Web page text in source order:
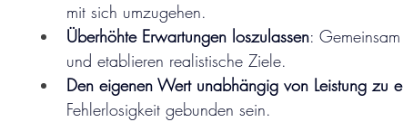
mit sich umzugehen.
Überhöhte Erwartungen loszulassen:
und etablieren realistische Ziele.
Den eigenen Wert unabhängig von Leistung zu
Fehlerlosigkeit gebunden sein.